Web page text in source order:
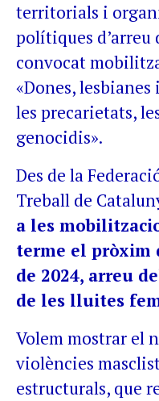
territorials i
polítiques
convocat
«Dones,
les precarietats,
genocidis».
Des de la
Treball de
a les
terme el pròxim
de 2024, arreu
de les lluites
Volem mostrar el
violències
estructurals, que